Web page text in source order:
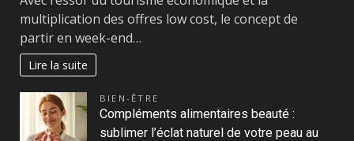
multiplication des offres low cost, le concept de
partir en week-end…
Lire la suite
BIEN-ÊTRE
Compléments alimentaires beauté :
sublimer l’éclat naturel de votre peau au